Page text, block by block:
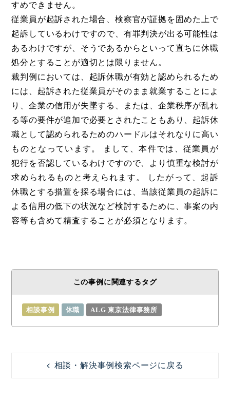
すめできません。
従業員が起訴された場合、検察官が証拠を固めた上で
起訴しているわけですので、有罪判決が出る可能性は
あるわけですが、そうであるからといって直ちに休職
処分とすることが適切とは限りません。
裁判例においては、起訴休職が有効と認められるため
には、起訴された従業員がそのまま就業することによ
り、企業の信用が失墜する、または、企業秩序が乱れ
る等の要件が追加で必要とされたこともあり、起訴休
職として認められるためのハードルはそれなりに高い
ものとなっています。 まして、本件では、従業員が
犯行を否認しているわけですので、より慎重な検討が
求められるものと考えられます。 したがって、起訴
休職とする措置を採る場合には、当該従業員の起訴に
よる信用の低下の状況など検討するために、事案の内
容等も含めて精査することが必須となります。
この事例に関連するタグ
相談事例 休職 ALG 東京法律事務所
相談・解決事例検索ページに戻る